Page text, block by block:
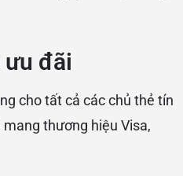
đãi
cho tất cả các chủ thẻ tín
thương hiệu Visa,